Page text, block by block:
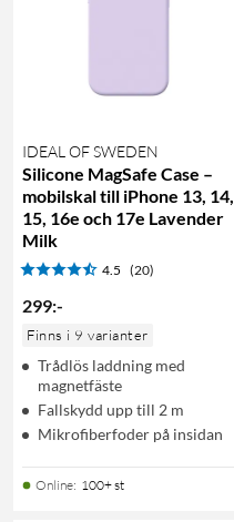
IDEAL OF SWEDEN
Silicone MagSafe Case –
mobilskal till iPhone 13, 14,
15, 16e och 17e Lavender
Milk
4.5 (20)
299:-
Finns i 9 varianter
Trådlös laddning med
magnetfäste
Fallskydd upp till 2 m
Mikrofiberfoder på insidan
Online: 100+ st